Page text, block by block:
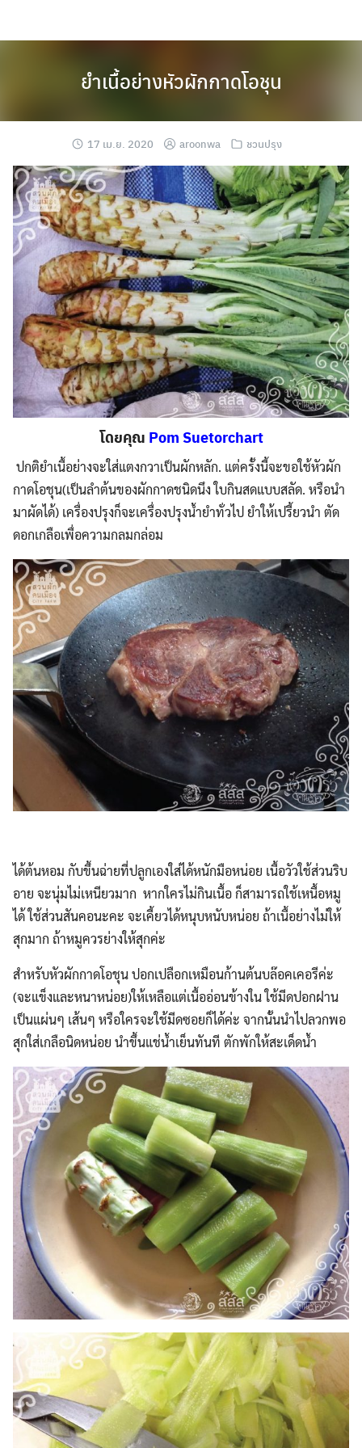
ยำเนื้อย่างหัวผักกาดโอชุน
17 เม.ย. 2020 aroonwa ชวนปรุง
โดยคุณ Pom Suetorchart
ปกติยำเนื้อย่างจะใส่แตงกวาเป็นผักหลัก. แต่ครั้งนี้จะขอใช้หัวผัก
กาดโอชุน(เป็นลำต้นของผักกาดชนิดนึง ใบกินสดแบบสลัด. หรือนำ
มาผัดได้) เครื่องปรุงก็จะเครื่องปรุงน้ำยำทั่วไป ยำให้เปรี้ยวนำ ตัด
ดอกเกลือเพื่อความกลมกล่อม
ได้ต้นหอม กับขึ้นฉ่ายที่ปลูกเองใส่ได้หนักมือหน่อย เนื้อวัวใช้ส่วนริบ
อาย จะนุ่มไม่เหนียวมาก หากใครไม่กินเนื้อ ก็สามารถใช้เหนื้อหมู
ได้ ใช้ส่วนสันคอนะคะ จะเคี้ยวได้หนุบหนับหน่อย ถ้าเนื้อย่างไม่ให้
สุกมาก ถ้าหมูควรย่างให้สุกค่ะ
สำหรับหัวผักกาดโอชุน ปอกเปลือกเหมือนก้านต้นบล๊อคเคอรีค่ะ
(จะแข็งและหนาหน่อย)ให้เหลือแต่เนื้ออ่อนข้างใน ใช้มีดปอกฝาน
เป็นแผ่นๆ เส้นๆ หรือใครจะใช้มีดซอยก็ได้ค่ะ จากนั้นนำไปลวกพอ
สุกใส่เกลือนิดหน่อย นำขึ้นแช่น้ำเย็นทันที ตักพักให้สะเด็ดน้ำ